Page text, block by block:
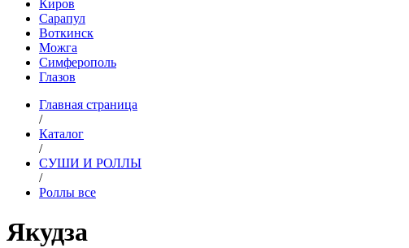
Киров
Сарапул
Воткинск
Можга
Симферополь
Глазов
Главная страница
/
Каталог
/
СУШИ И РОЛЛЫ
/
Роллы все
Якудза